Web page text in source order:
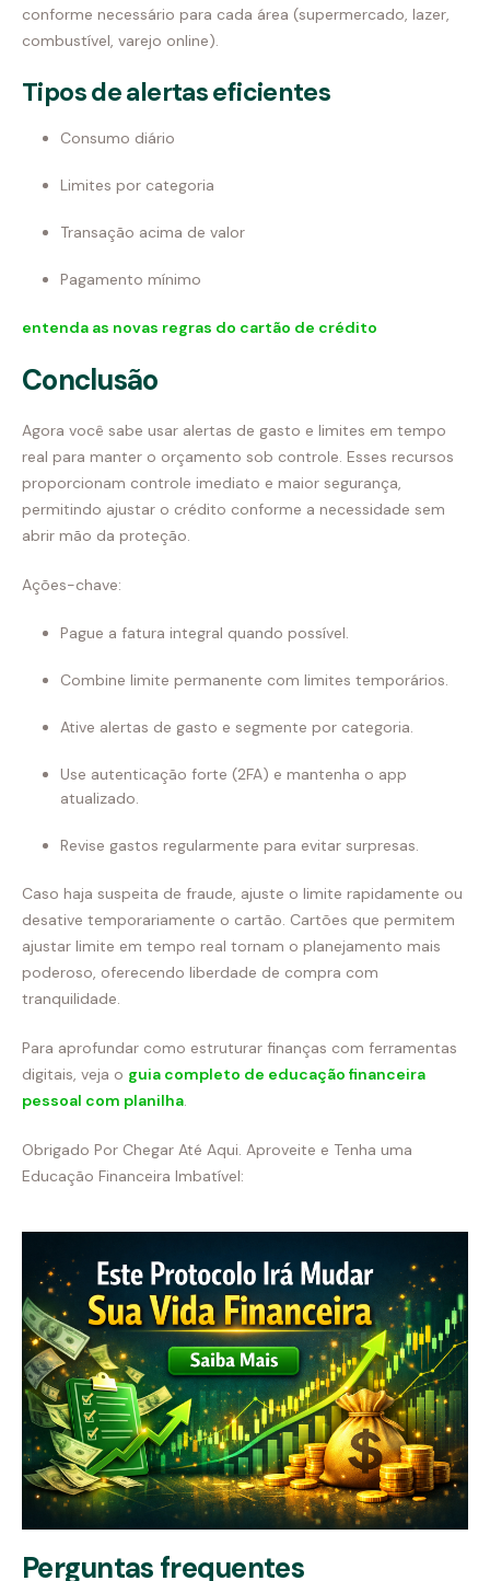
conforme necessário para cada área (supermercado, lazer,
combustível, varejo online).
Tipos de alertas eficientes
Consumo diário
Limites por categoria
Transação acima de valor
Pagamento mínimo
entenda as novas regras do cartão de crédito
Conclusão
Agora você sabe usar alertas de gasto e limites em tempo
real para manter o orçamento sob controle. Esses recursos
proporcionam controle imediato e maior segurança,
permitindo ajustar o crédito conforme a necessidade sem
abrir mão da proteção.
Ações-chave:
Pague a fatura integral quando possível.
Combine limite permanente com limites temporários.
Ative alertas de gasto e segmente por categoria.
Use autenticação forte (2FA) e mantenha o app
atualizado.
Revise gastos regularmente para evitar surpresas.
Caso haja suspeita de fraude, ajuste o limite rapidamente ou
desative temporariamente o cartão. Cartões que permitem
ajustar limite em tempo real tornam o planejamento mais
poderoso, oferecendo liberdade de compra com
tranquilidade.
Para aprofundar como estruturar finanças com ferramentas
digitais, veja o guia completo de educação financeira
pessoal com planilha.
Obrigado Por Chegar Até Aqui. Aproveite e Tenha uma
Educação Financeira Imbatível:
Perguntas frequentes